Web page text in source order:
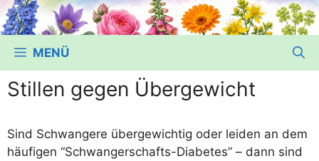
MENÜ
Stillen gegen Übergewicht
Sind Schwan­ge­re über­ge­wich­tig oder lei­den an dem
häu­fi­gen “Schwan­ger­schafts-Dia­be­tes” – dann sind